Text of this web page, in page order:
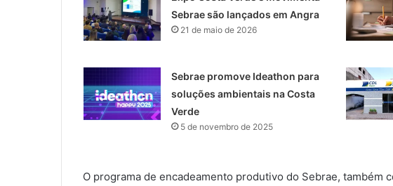
Sebrae são lançados em Angra
21 de maio de 2026
Sebrae promove Ideathon para
soluções ambientais na Costa
Verde
5 de novembro de 2025
O programa de encadeamento produtivo do Sebrae, também